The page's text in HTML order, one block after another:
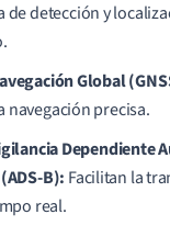
de detección y
Global
navegación precisa.
Dependiente
B): Facilitan la
real.